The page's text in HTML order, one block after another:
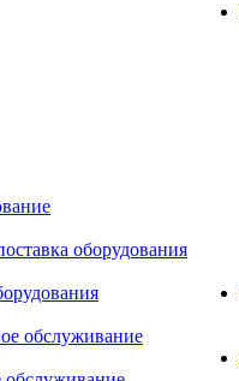
оборудования
обслуживание